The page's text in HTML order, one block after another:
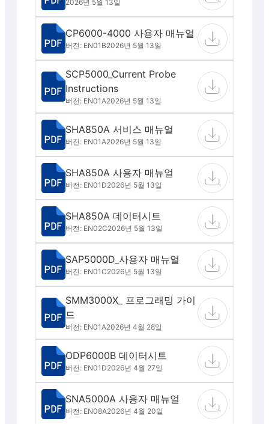
2026년 5월 13일
CP6000-4000 사용자 매뉴얼
버전: EN01B2026년 5월 13일
SCP5000_Current Probe
Instructions
버전: EN01A2026년 5월 13일
SHA850A 서비스 매뉴얼
버전: EN01A2026년 5월 13일
SHA850A 사용자 매뉴얼
버전: EN01D2026년 5월 13일
SHA850A 데이터시트
버전: EN02C2026년 5월 13일
SAP5000D_사용자 매뉴얼
버전: EN01C2026년 5월 13일
SMM3000X_ 프로그래밍 가이
드
버전: EN01A2026년 4월 28일
ODP6000B 데이터시트
버전: EN01D2026년 4월 27일
SNA5000A 사용자 매뉴얼
버전: EN08A2026년 4월 20일